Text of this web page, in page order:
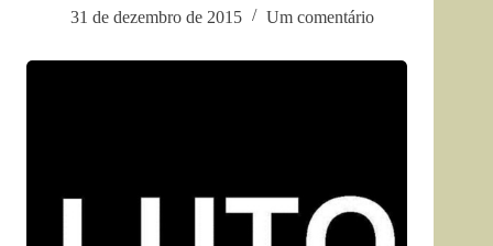
31 de dezembro de 2015
Um comentário